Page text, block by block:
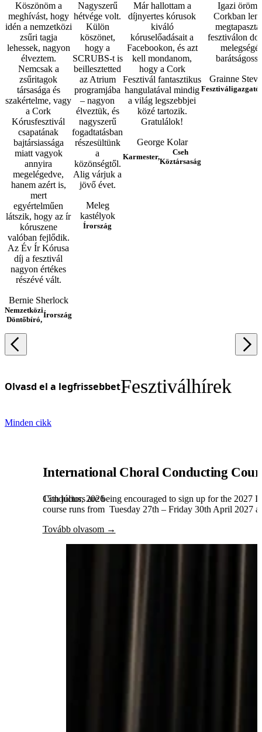
Köszönöm a
meghívást, hogy
idén a nemzetközi
zsűri tagja
lehessek, nagyon
élveztem.
Nemcsak a
zsűritagok
társasága és
szakértelme, vagy
a Cork
Kórusfesztivál
csapatának
bajtársiassága
miatt vagyok
annyira
megelégedve,
hanem azért is,
mert
egyértelműen
látszik, hogy az ír
kóruszene
valóban fejlődik.
Az Év Ír Kórusa
díj a fesztivál
nagyon értékes
részévé vált.
Bernie Sherlock
Nemzetközi
Döntőbíró,
Írország
Nagyszerű
hétvége volt.
Külön
köszönet,
hogy a
SCRUBS-t is
beillesztetted
az Atrium
programjába
– nagyon
élveztük, és
nagyszerű
fogadtatásban
részesültünk
a
közönségtől.
Alig várjuk a
jövő évet.
Meleg
kastélyok
Írország
Már hallottam a
díjnyertes kórusok
kiváló
kóruselőadásait a
Facebookon, és azt
kell mondanom,
hogy a Cork
Fesztivál fantasztikus
hangulatával mindig
a világ legszebbjei
közé tartozik.
Gratulálok!
George Kolar
Karmester,
Cseh
Köztársaság
Igazi öröm
Corkban
fesztiválon
Grainne
Fesztiváligazgató,
Olvasd el a legfrissebbetFesztiválhírek
Minden cikk
International Choral Conducting
15th július, 2026
Conductors are being encouraged to sign up for the 2027
course runs from Tuesday 27th – Friday 30th April 2027
Tovább olvasom →